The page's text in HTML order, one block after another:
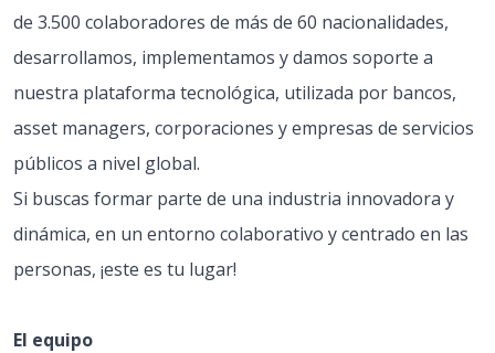
de 3.500 colaboradores de más de 60 nacionalidades,
desarrollamos, implementamos y damos soporte a
nuestra plataforma tecnológica, utilizada por bancos,
asset managers, corporaciones y empresas de servicios
públicos a nivel global.
Si buscas formar parte de una industria innovadora y
dinámica, en un entorno colaborativo y centrado en las
personas, ¡este es tu lugar!
El equipo